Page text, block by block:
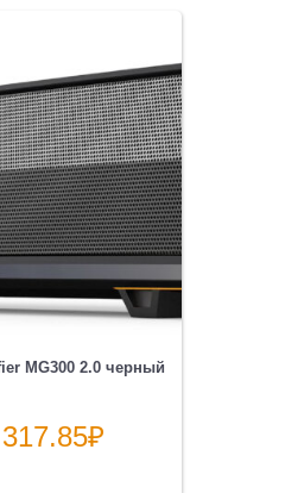
MG300 2.0 черный
₽